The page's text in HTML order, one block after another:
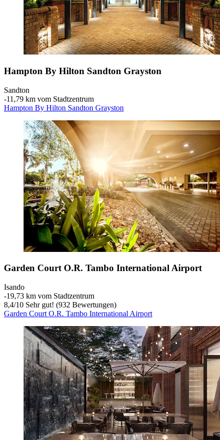
Hampton By Hilton Sandton Grayston
Sandton
‐11,79 km vom Stadtzentrum
Hampton By Hilton Sandton Grayston
Garden Court O.R. Tambo International Airport
Isando
‐19,73 km vom Stadtzentrum
8,4/10 Sehr gut! (932 Bewertungen)
Garden Court O.R. Tambo International Airport